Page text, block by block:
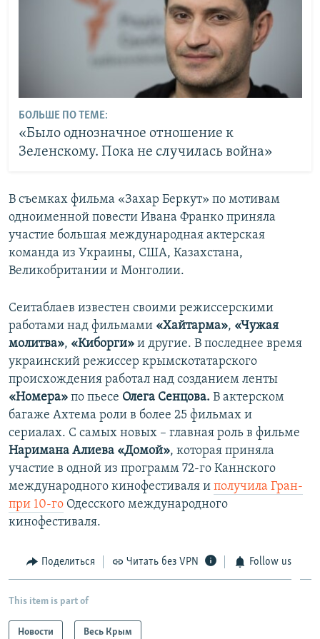
БОЛЬШЕ ПО ТЕМЕ:
«Было однозначное отношение к
Зеленскому. Пока не случилась война»
В съемках фильма «Захар Беркут» по мотивам
одноименной повести Ивана Франко приняла
участие большая международная актерская
команда из Украины, США, Казахстана,
Великобритании и Монголии.
Сеитаблаев известен своими режиссерскими
работами над фильмами «Хайтарма», «Чужая
молитва», «Киборги» и другие. В последнее время
украинский режиссер крымскотатарского
происхождения работал над созданием ленты
«Номера» по пьесе Олега Сенцова. В актерском
багаже Ахтема роли в более 25 фильмах и
сериалах. С самых новых – главная роль в фильме
Наримана Алиева «Домой», которая приняла
участие в одной из программ 72-го Каннского
международного кинофестиваля и получила Гран-
при 10-го Одесского международного
кинофестиваля.
Поделиться Читать без VPN Follow us
This item is part of
Новости Весь Крым